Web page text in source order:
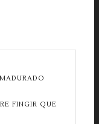
FINGIR QUE